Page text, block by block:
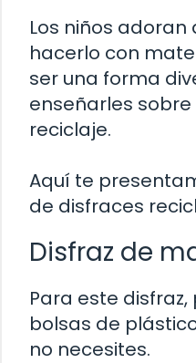
Los niños adoran
hacerlo con
ser una forma
enseñarles
reciclaje.
Aquí te
de disfraces
Disfraz de
Para este
bolsas de
no necesites.